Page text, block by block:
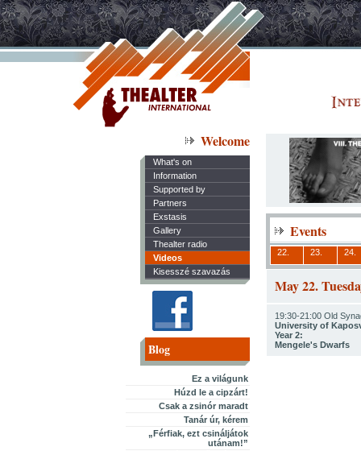
Welcome
What's on
Information
Supported by
Partners
Exstasis
Gallery
Thealter radio
Videos
Kisesszé szavazás
Blog
Ez a világunk
Húzd le a cipzárt!
Csak a zsinór maradt
Tanár úr, kérem
„Férfiak, ezt csináljátok
utánam!”
Events
22. 23. 24.
May 22.
19:30-21:00 Old
University of
Year 2:
Mengele's Dwarfs